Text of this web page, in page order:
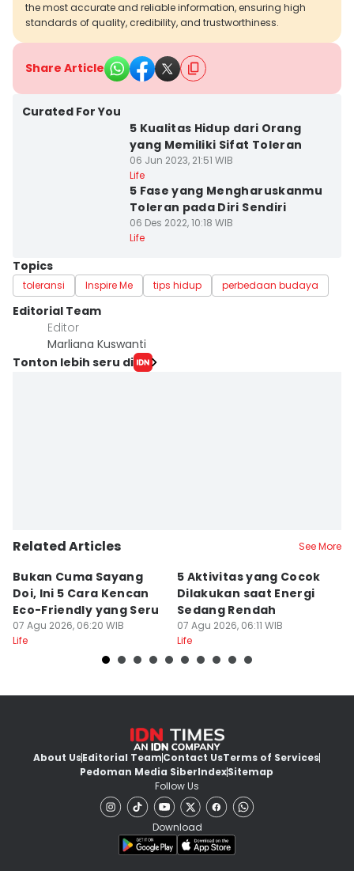
the most accurate and reliable information, ensuring high
standards of quality, credibility, and trustworthiness.
Share Article
Curated For You
5 Kualitas Hidup dari Orang
yang Memiliki Sifat Toleran
06 Jun 2023, 21:51 WIB
Life
5 Fase yang Mengharuskanmu
Toleran pada Diri Sendiri
06 Des 2022, 10:18 WIB
Life
Topics
toleransi Inspire Me tips hidup perbedaan budaya
Editorial Team
Editor
Marliana Kuswanti
Tonton lebih seru di
Related Articles See More
Bukan Cuma Sayang
Doi, Ini 5 Cara Kencan
Eco-Friendly yang Seru
07 Agu 2026, 06:20 WIB
Life
5 Aktivitas yang Cocok
Dilakukan saat Energi
Sedang Rendah
07 Agu 2026, 06:11 WIB
Life
About UsEditorial TeamContact UsTerms of Services
Pedoman Media SiberIndexSitemap
Follow Us
Download